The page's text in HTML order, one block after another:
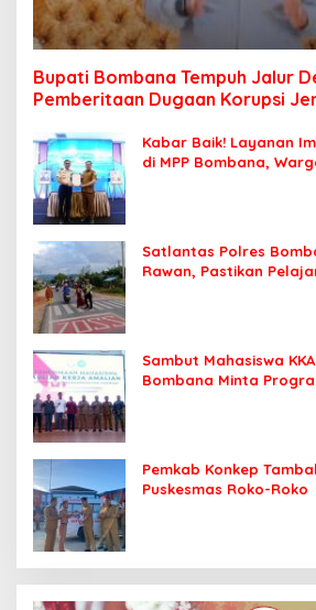
Bupati Bombana Tempuh Jalur
Pemberitaan Dugaan Korupsi
Kabar Baik! Layanan
di MPP Bombana,
Satlantas Polres
Rawan, Pastikan
Sambut Mahasiswa
Bombana Minta
Pemkab Konkep
Puskesmas Roko-Roko